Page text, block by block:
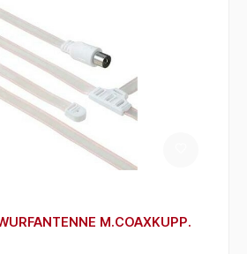
M.COAXKUPP.